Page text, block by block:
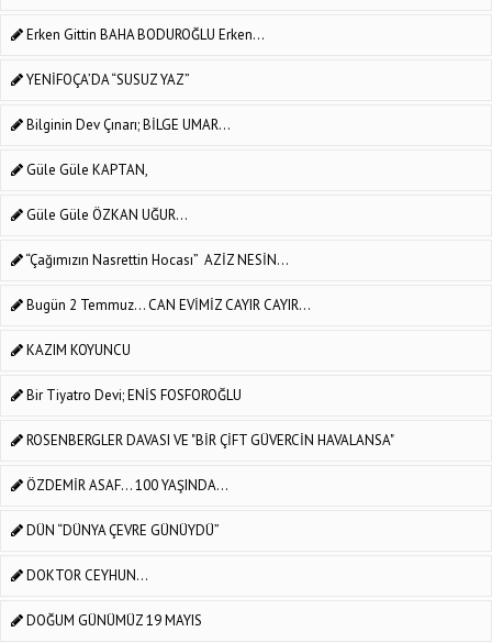
Erken Gittin BAHA BODUROĞLU Erken...
YENİFOÇA’DA “SUSUZ YAZ”
Bilginin Dev Çınarı; BİLGE UMAR...
Güle Güle KAPTAN,
Güle Güle ÖZKAN UĞUR...
“Çağımızın Nasrettin Hocası” AZİZ NESİN...
Bugün 2 Temmuz... CAN EVİMİZ CAYIR CAYIR...
KAZIM KOYUNCU
Bir Tiyatro Devi; ENİS FOSFOROĞLU
ROSENBERGLER DAVASI VE "BİR ÇİFT GÜVERCİN HAVALANSA"
ÖZDEMİR ASAF... 100 YAŞINDA...
DÜN “DÜNYA ÇEVRE GÜNÜYDÜ”
DOKTOR CEYHUN…
DOĞUM GÜNÜMÜZ 19 MAYIS